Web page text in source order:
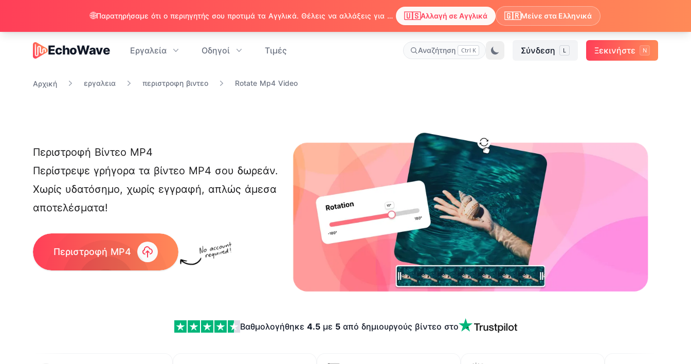
EchoWave
EchoWave Εργαλεία Οδηγοί Τιμές Αναζήτηση Ctrl K Σύνδεση L Ξεκινήστε N
Αρχική εργαλεια περιστροφη βιντεο Rotate Mp4 Video
Περιστροφή Βίντεο MP4
Περίστρεψε γρήγορα τα βίντεο MP4 σου δωρεάν.
Χωρίς υδατόσημο, χωρίς εγγραφή, απλώς άμεσα
αποτελέσματα!
Περιστροφή MP4
Βαθμολογήθηκε 4.5 με 5 από δημιουργούς βίντεο στο
🌐 Παρατηρήσαμε ότι ο περιηγητής σου προτιμά τα Αγγλικά. Θέλεις να αλλάξεις για να απολαμβάνεις περιεχόμενο στα Αγγλικά; 🇺🇸Αλλαγή σε Αγγλικά 🇬🇷Μείνε στα Ελληνικά